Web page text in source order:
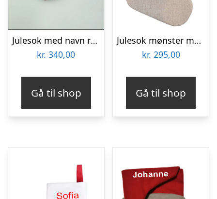
Julesok med navn rød
kr. 340,00
Gå til shop
Julesok mønster med navn
kr. 295,00
Gå til shop